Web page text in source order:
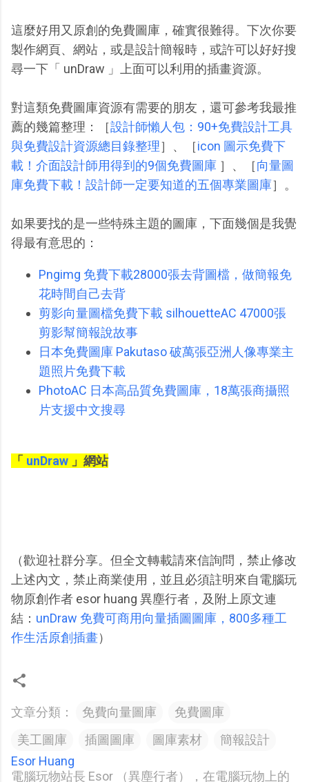
這麼好用又原創的免費圖庫，確實很難得。下次你要
製作網頁、網站，或是設計簡報時，或許可以好好搜
尋一下「 unDraw 」上面可以利用的插畫資源。
對這類免費圖庫資源有需要的朋友，還可參考我最推
薦的幾篇整理：［設計師懶人包：90+免費設計工具
與免費設計資源總目錄整理］、［icon 圖示免費下
載！介面設計師用得到的9個免費圖庫 ］、［向量圖
庫免費下載！設計師一定要知道的五個專業圖庫］。
如果要找的是一些特殊主題的圖庫，下面幾個是我覺
得最有意思的：
Pngimg 免費下載28000張去背圖檔，做簡報免
花時間自己去背
剪影向量圖檔免費下載 silhouetteAC 47000張
剪影幫簡報說故事
日本免費圖庫 Pakutaso 破萬張亞洲人像專業主
題照片免費下載
PhotoAC 日本高品質免費圖庫，18萬張商攝照
片支援中文搜尋
「 unDraw 」網站
（歡迎社群分享。但全文轉載請來信詢問，禁止修改
上述內文，禁止商業使用，並且必須註明來自電腦玩
物原創作者 esor huang 異塵行者，及附上原文連
結： unDraw 免費可商用向量插圖圖庫，800多種工
作生活原創插畫）
文章分類： 免費向量圖庫
免費圖庫
美工圖庫
插圖圖庫 圖庫素材
簡報設計
Esor Huang
電腦玩物站長 Esor （異塵行者），在電腦玩物上的